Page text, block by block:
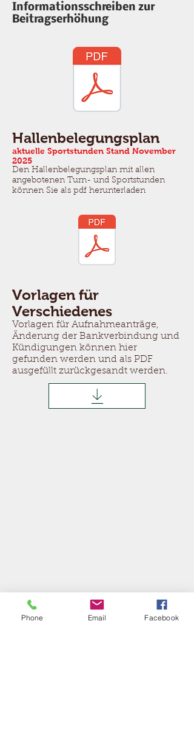
Informationsschreiben zur
Beitragserhöhung
Hallenbelegungsplan
aktuelle Sportstunden Stand November
2025
Den Hallenbelegungsplan mit allen
angebotenen Turn- und Sportstunden
können Sie als pdf herunterladen
Vorlagen für
Verschiedenes
Vorlagen für Aufnahmeanträge,
Änderung der Bankverbindung und
Kündigungen können hier
gefunden werden und als PDF
ausgefüllt zurückgesandt werden.
Phone Email Facebook